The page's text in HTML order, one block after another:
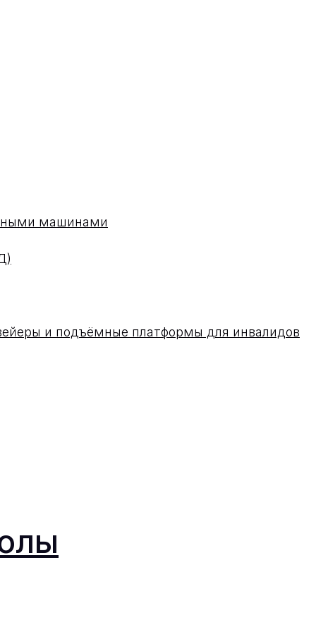
машинами
и подъёмные платформы для инвалидов